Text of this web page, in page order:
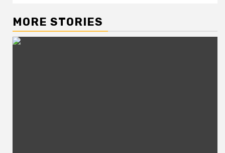
MORE STORIES